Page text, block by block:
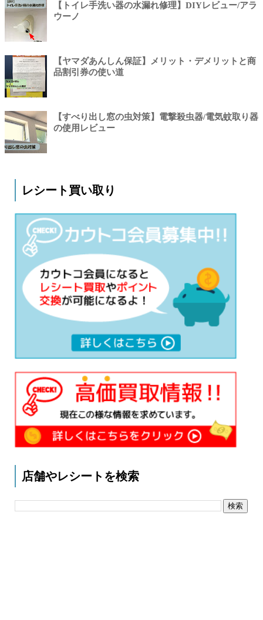
【トイレ手洗い器の水漏れ修理】DIYレビュー/アラ
ウーノ
【ヤマダあんしん保証】メリット・デメリットと商
品割引券の使い道
【すべり出し窓の虫対策】電撃殺虫器/電気蚊取り器
の使用レビュー
レシート買い取り
店舗やレシートを検索